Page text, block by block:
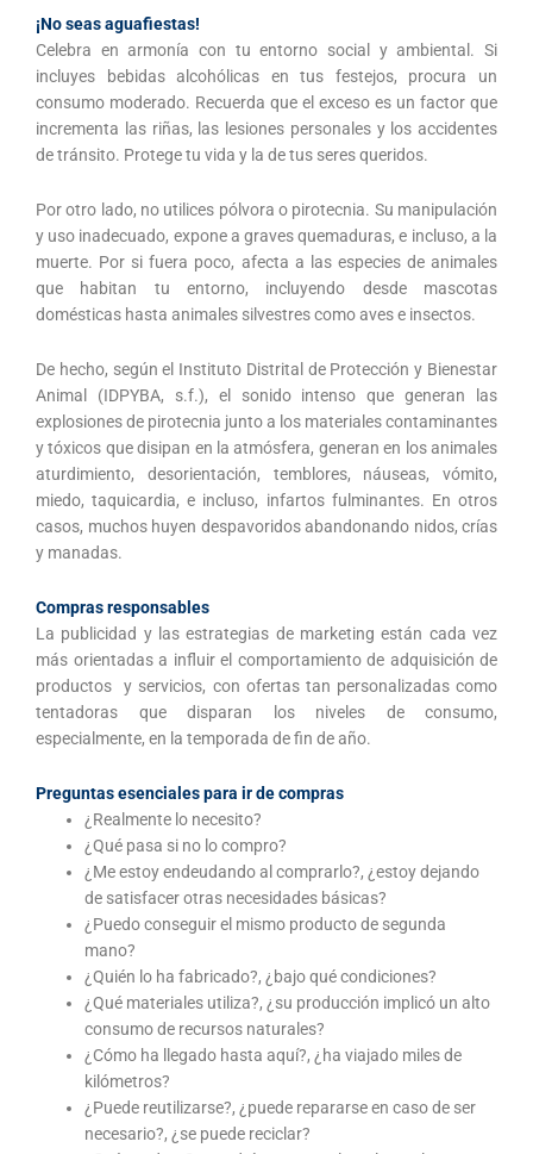
¡No seas aguafiestas!
Celebra en armonía con tu entorno social y ambiental. Si
incluyes bebidas alcohólicas en tus festejos, procura un
consumo moderado. Recuerda que el exceso es un factor que
incrementa las riñas, las lesiones personales y los accidentes
de tránsito. Protege tu vida y la de tus seres queridos.
Por otro lado, no utilices pólvora o pirotecnia. Su manipulación
y uso inadecuado, expone a graves quemaduras, e incluso, a la
muerte. Por si fuera poco, afecta a las especies de animales
que habitan tu entorno, incluyendo desde mascotas
domésticas hasta animales silvestres como aves e insectos.
De hecho, según el Instituto Distrital de Protección y Bienestar
Animal (IDPYBA, s.f.), el sonido intenso que generan las
explosiones de pirotecnia junto a los materiales contaminantes
y tóxicos que disipan en la atmósfera, generan en los animales
aturdimiento, desorientación, temblores, náuseas, vómito,
miedo, taquicardia, e incluso, infartos fulminantes. En otros
casos, muchos huyen despavoridos abandonando nidos, crías
y manadas.
Compras responsables
La publicidad y las estrategias de marketing están cada vez
más orientadas a influir el comportamiento de adquisición de
productos y servicios, con ofertas tan personalizadas como
tentadoras que disparan los niveles de consumo,
especialmente, en la temporada de fin de año.
Preguntas esenciales para ir de compras
¿Realmente lo necesito?
¿Qué pasa si no lo compro?
¿Me estoy endeudando al comprarlo?, ¿estoy dejando
de satisfacer otras necesidades básicas?
¿Puedo conseguir el mismo producto de segunda
mano?
¿Quién lo ha fabricado?, ¿bajo qué condiciones?
¿Qué materiales utiliza?, ¿su producción implicó un alto
consumo de recursos naturales?
¿Cómo ha llegado hasta aquí?, ¿ha viajado miles de
kilómetros?
¿Puede reutilizarse?, ¿puede repararse en caso de ser
necesario?, ¿se puede reciclar?